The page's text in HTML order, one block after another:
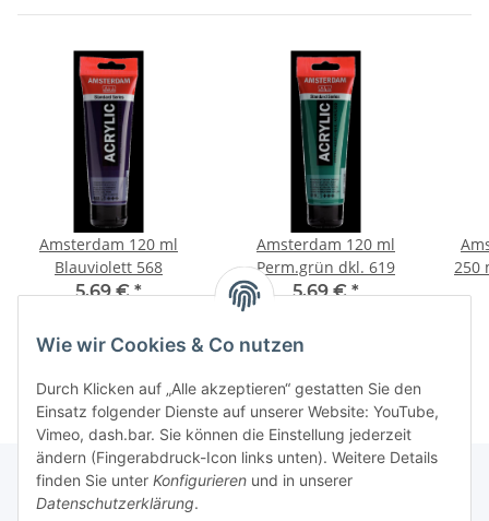
Wie wir Cookies & Co nutzen
Durch Klicken auf „Alle akzeptieren“ gestatten Sie den
Einsatz folgender Dienste auf unserer Website: YouTube,
Vimeo, dash.bar. Sie können die Einstellung jederzeit
ändern (Fingerabdruck-Icon links unten). Weitere Details
finden Sie unter Konfigurieren und in unserer
Datenschutzerklärung.
Amsterdam 120 ml
Blauviolett 568
5,69 €*
Amsterdam 120 ml
Perm.grün dkl. 619
5,69 €*
250